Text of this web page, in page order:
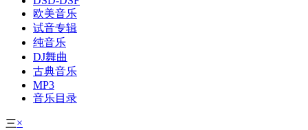
欧美音乐
试音专辑
纯音乐
DJ舞曲
古典音乐
MP3
音乐目录
三×